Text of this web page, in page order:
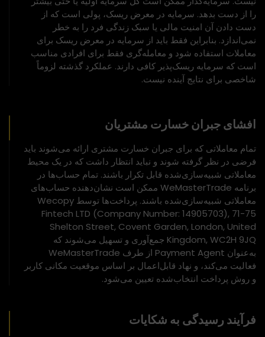
را از دست بدهد. سرمایه در معرض ریسک، پولی است که از
دست دادن آن امنیت مالی یا سبک زندگی فرد را به خطر
نمی‌اندازد. بنابراین فقط باید از سرمایه در معرض ریسک برای
معاملات استفاده شود و معامله‌گری فقط برای افرادی مناسب
است که سرمایه ریسک‌پذیر کافی دارند. عملکرد گذشته لزوماً
شاخصی برای نتایج آینده نیست.
افشای جبران خسارت مشتریان
تمام معاملاتی که برای جبران خسارت مشتری ارائه می‌شوند باید
فرضی در نظر گرفته شوند و نباید انتظار داشت که در یک محیط
معاملاتی شبیه‌سازی‌شده قابل تکرار باشند. تمام حساب‌ها در
برنامه WeMasterTrade ممکن است نشان‌دهنده حساب‌های
معاملاتی شبیه‌سازی‌شده باشند. پرداخت‌ها توسط Wecopy
Fintech LTD (Company Number: 14905703), 71-75
Shelton Street, Covent Garden, London, United
Kingdom, WC2H 9JQ جمع‌آوری و تسهیل می‌شوند که
به‌عنوان Payment Agent از طرف WeMasterTrade
فعالیت می‌کند، و نهاد قابل‌اعمال بر اساس موقعیت مکانی کاربر
و روش پرداخت انتخاب‌شده تعیین می‌شود.
فرآیند رسیدگی به شکایات